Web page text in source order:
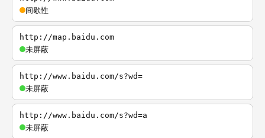
间歇性
http://map.baidu.com
未屏蔽
http://www.baidu.com/s?wd=
未屏蔽
http://www.baidu.com/s?wd=a
未屏蔽